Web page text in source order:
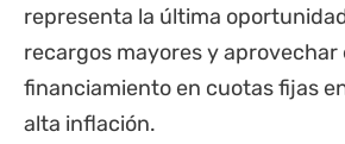
representa la última
recargos mayores y aprovechar
financiamiento en cuotas fijas
alta inflación.